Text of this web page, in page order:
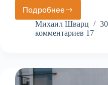
Подробнее
Карловы
Вары:
путеводитель
Михаил Шварц
комментариев 17